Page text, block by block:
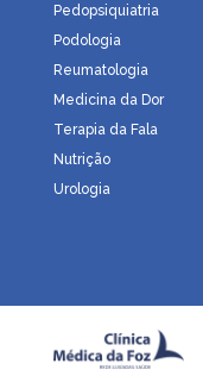
Pedopsiquiatria
Podologia
Reumatologia
Medicina da Dor
Terapia da Fala
Nutrição
Urologia